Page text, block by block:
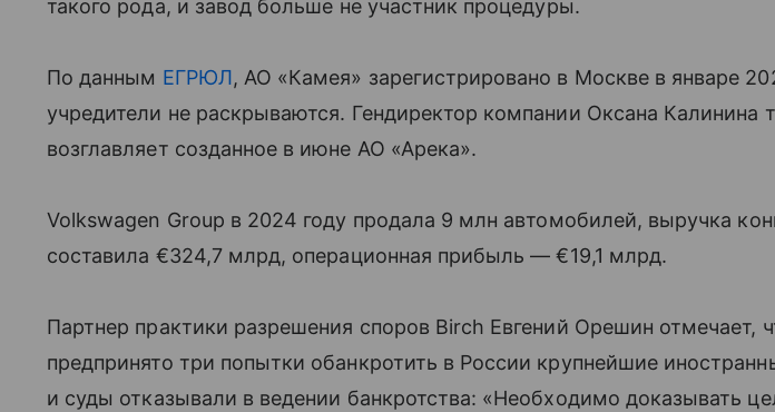
такого рода, и завод больше не участник процедуры.
По данным ЕГРЮЛ, АО «Камея» зарегистрировано в Москве в январе
учредители не раскрываются. Гендиректор компании Оксана Калинина
возглавляет созданное в июне АО «Арека».
Volkswagen Group в 2024 году продала 9 млн автомобилей, выручка
составила €324,7 млрд, операционная прибыль — €19,1 млрд.
Партнер практики разрешения споров Birch Евгений Орешин отмечает,
предпринято три попытки обанкротить в России крупнейшие
и суды отказывали в ведении банкротства: «Необходимо доказывать